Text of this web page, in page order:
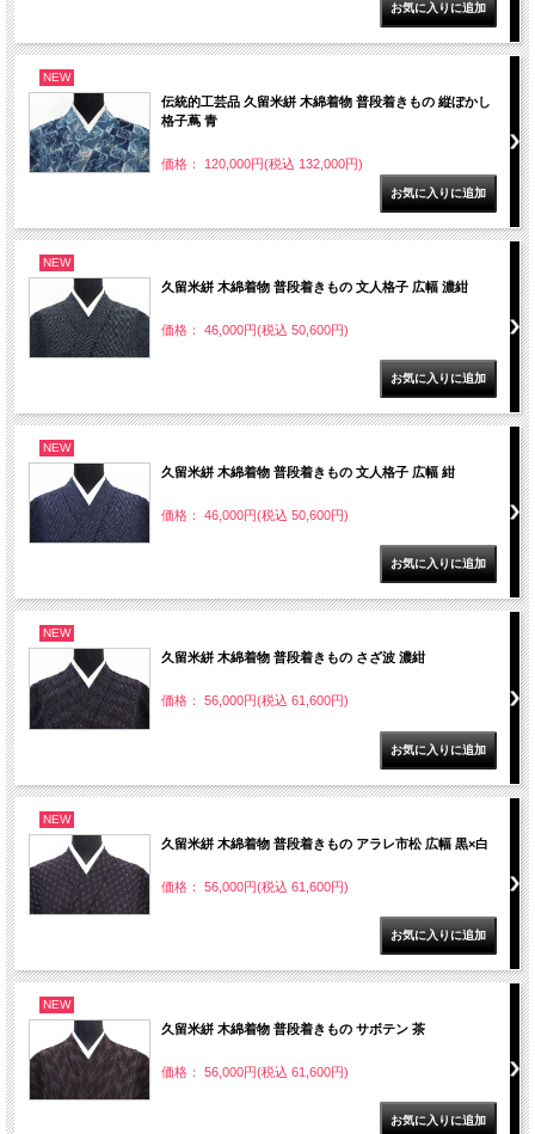
NEW
伝統的工芸品 久留米絣 木綿着物 普段着きもの 縦ぼかし
格子蔦 青
価格： 120,000円(税込 132,000円)
NEW
久留米絣 木綿着物 普段着きもの 文人格子 広幅 濃紺
価格： 46,000円(税込 50,600円)
NEW
久留米絣 木綿着物 普段着きもの 文人格子 広幅 紺
価格： 46,000円(税込 50,600円)
NEW
久留米絣 木綿着物 普段着きもの さざ波 濃紺
価格： 56,000円(税込 61,600円)
NEW
久留米絣 木綿着物 普段着きもの アラレ市松 広幅 黒×白
価格： 56,000円(税込 61,600円)
NEW
久留米絣 木綿着物 普段着きもの サボテン 茶
価格： 56,000円(税込 61,600円)